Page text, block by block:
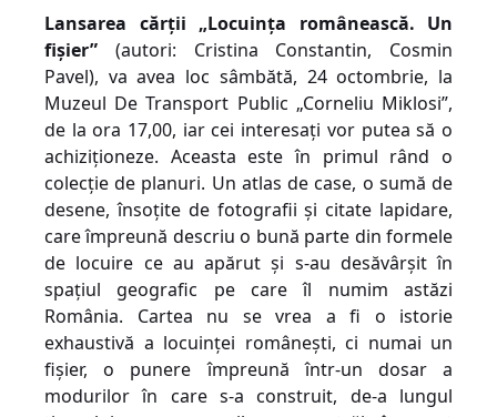
Lansarea cărții „Locuinţa românească. Un
fişier” (autori: Cristina Constantin, Cosmin
Pavel), va avea loc sâmbătă, 24 octombrie, la
Muzeul De Transport Public „Corneliu Miklosi”,
de la ora 17,00, iar cei interesați vor putea să o
achiziționeze. Aceasta este în primul rând o
colecţie de planuri. Un atlas de case, o sumă de
desene, însoţite de fotografii şi citate lapidare,
care împreună descriu o bună parte din formele
de locuire ce au apărut şi s-au desăvârșit în
spaţiul geografic pe care îl numim astăzi
România. Cartea nu se vrea a fi o istorie
exhaustivă a locuinţei româneşti, ci numai un
fişier, o punere împreună într-un dosar a
modurilor în care s-a construit, de-a lungul